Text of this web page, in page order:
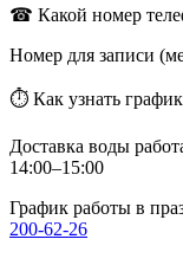
☎ Какой номер
Номер для записи
⏱ Как узнать
Доставка воды
14:00–15:00
График работы в
200-62-26